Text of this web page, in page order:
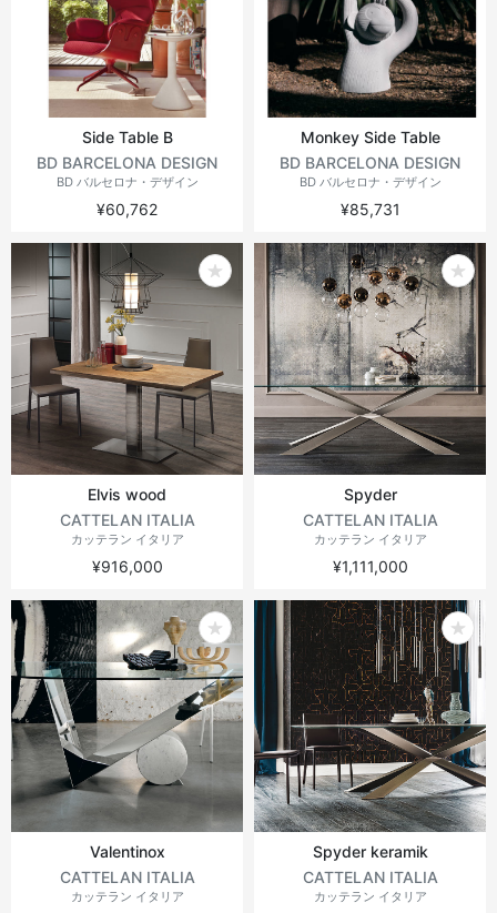
Side Table B
BD BARCELONA DESIGN
BD バルセロナ・デザイン
¥60,762
Monkey Side Table
BD BARCELONA DESIGN
BD バルセロナ・デザイン
¥85,731
Elvis wood
CATTELAN ITALIA
カッテラン イタリア
¥916,000
Spyder
CATTELAN ITALIA
カッテラン イタリア
¥1,111,000
Valentinox
CATTELAN ITALIA
カッテラン イタリア
Spyder keramik
CATTELAN ITALIA
カッテラン イタリア